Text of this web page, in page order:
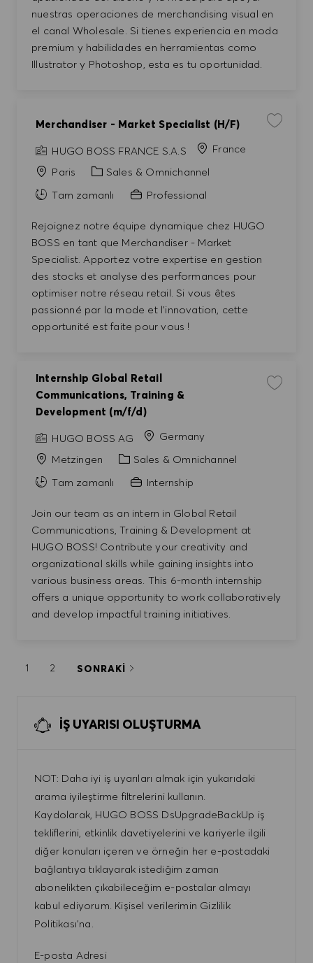
nuestras operaciones de merchandising visual en
el canal Wholesale. Si tienes experiencia en moda
premium y habilidades en herramientas como
Illustrator y Photoshop, esta es tu oportunidad.
Merchandiser - Market Specialist (H/F)
HUGO BOSS FRANCE S.A.S
France
Paris
Kategori
Sales & Omnichannel
Tam zamanlı
Professional
Rejoignez notre équipe dynamique chez HUGO
BOSS en tant que Merchandiser - Market
Specialist. Apportez votre expertise en gestion
des stocks et analyse des performances pour
optimiser notre réseau retail. Si vous êtes
passionné par la mode et l'innovation, cette
opportunité est faite pour vous !
İşi
Internship Global Retail
Communications, Training &
Development (m/f/d)
HUGO BOSS AG
Germany
Metzingen
Kategori
Sales & Omnichannel
Tam zamanlı
Internship
Join our team as an intern in Global Retail
Communications, Training & Development at
HUGO BOSS! Contribute your creativity and
organizational skills while gaining insights into
various business areas. This 6-month internship
offers a unique opportunity to work collaboratively
and develop impactful training initiatives.
İşi
1 2 SONRAKI
İŞ UYARISI OLUŞTURMA
NOT: Daha iyi iş uyarıları almak için yukarıdaki
arama iyileştirme filtrelerini kullanın.
Kaydolarak, HUGO BOSS DsUpgradeBackUp iş
tekliflerini, etkinlik davetiyelerini ve kariyerle ilgili
diğer konuları içeren ve örneğin her e-postadaki
bağlantıya tıklayarak istediğim zaman
abonelikten çıkabileceğim e-postalar almayı
kabul ediyorum. Kişisel verilerimin Gizlilik
Politikası'na.
E-posta AdresiRequired